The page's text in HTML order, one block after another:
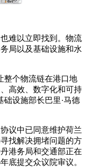
难以立即找到。物流
局以及基础设施和水
个物流链在港口地
高效、数字化和可持
设施部长巴里·马德
议中已同意维护荷兰
找解决拥堵问题的方
港务局和交通部正在
底提交众议院审议。